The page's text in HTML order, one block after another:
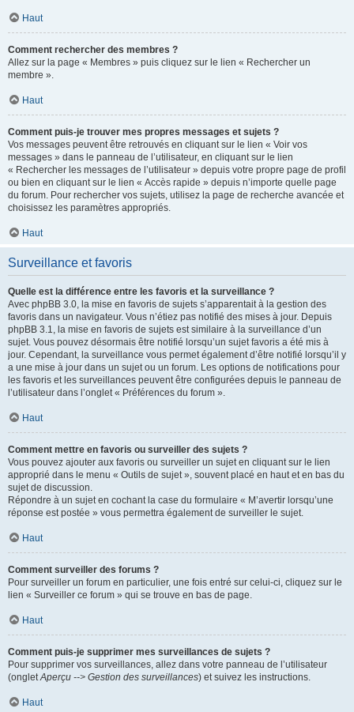
Haut
Comment rechercher des membres ?
Allez sur la page « Membres » puis cliquez sur le lien « Rechercher un
membre ».
Haut
Comment puis-je trouver mes propres messages et sujets ?
Vos messages peuvent être retrouvés en cliquant sur le lien « Voir vos
messages » dans le panneau de l’utilisateur, en cliquant sur le lien
« Rechercher les messages de l’utilisateur » depuis votre propre page de profil
ou bien en cliquant sur le lien « Accès rapide » depuis n’importe quelle page
du forum. Pour rechercher vos sujets, utilisez la page de recherche avancée et
choisissez les paramètres appropriés.
Haut
Surveillance et favoris
Quelle est la différence entre les favoris et la surveillance ?
Avec phpBB 3.0, la mise en favoris de sujets s’apparentait à la gestion des
favoris dans un navigateur. Vous n’étiez pas notifié des mises à jour. Depuis
phpBB 3.1, la mise en favoris de sujets est similaire à la surveillance d’un
sujet. Vous pouvez désormais être notifié lorsqu’un sujet favoris a été mis à
jour. Cependant, la surveillance vous permet également d’être notifié lorsqu’il y
a une mise à jour dans un sujet ou un forum. Les options de notifications pour
les favoris et les surveillances peuvent être configurées depuis le panneau de
l’utilisateur dans l’onglet « Préférences du forum ».
Haut
Comment mettre en favoris ou surveiller des sujets ?
Vous pouvez ajouter aux favoris ou surveiller un sujet en cliquant sur le lien
approprié dans le menu « Outils de sujet », souvent placé en haut et en bas du
sujet de discussion.
Répondre à un sujet en cochant la case du formulaire « M’avertir lorsqu’une
réponse est postée » vous permettra également de surveiller le sujet.
Haut
Comment surveiller des forums ?
Pour surveiller un forum en particulier, une fois entré sur celui-ci, cliquez sur le
lien « Surveiller ce forum » qui se trouve en bas de page.
Haut
Comment puis-je supprimer mes surveillances de sujets ?
Pour supprimer vos surveillances, allez dans votre panneau de l’utilisateur
(ongletAperçu --> Gestion des surveillances) et suivez les instructions.
Haut